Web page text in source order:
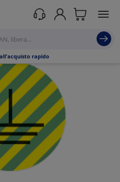
rapido
Accessori di Cablaggio e Siglatura